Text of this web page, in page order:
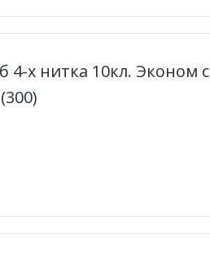
4-х нитка 10кл. Эконом с